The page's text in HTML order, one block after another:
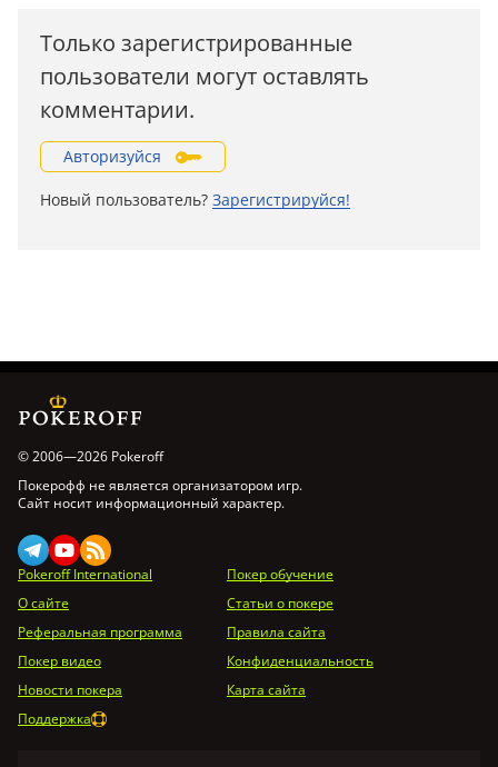
Только зарегистрированные
пользователи могут оставлять
комментарии.
Авторизуйся
Новый пользователь? Зарегистрируйся!
© 2006—2026 Pokeroff
Покерофф не является организатором игр.
Сайт носит информационный характер.
Pokeroff International
Покер обучение
О сайте
Статьи о покере
Реферальная программа
Правила сайта
Покер видео
Конфиденциальность
Новости покера
Карта сайта
Поддержка